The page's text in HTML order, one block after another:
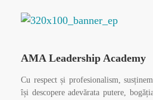
AMA Leadership Academy
Cu respect și profesionalism,
își descopere adevărata putere,